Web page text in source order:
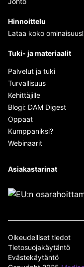
Hinnoittelu
Lataa koko
Tuki- ja materiaalit
Palvelut ja tuki
Turvallisuus
Kehittäjille
Blogi: DAM Digest
Oppaat
Kumppaniksi?
Webinaarit
Asiakastarinat
Oikeudelliset tiedot
Tietosuojakäytäntö
Evästekäytäntö